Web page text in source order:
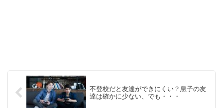
不登校だと友達ができにくい？息子の友
達は確かに少ない、でも・・・